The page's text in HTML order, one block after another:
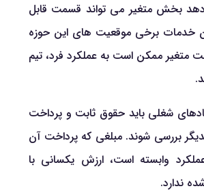
بخش متغیر می تواند قسمت قابل
خدمات برخی موقعیت های این حوزه
متغیر ممکن است به عملکرد فرد، تیم
شغلی باید حقوق ثابت و پرداخت
بررسی شوند. مبلغی که پرداخت آن
وابسته است، ارزش یکسانی با
ندارد.